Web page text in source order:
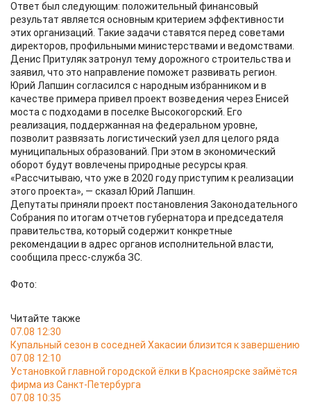
Ответ был следующим: положительный финансовый
результат является основным критерием эффективности
этих организаций. Такие задачи ставятся перед советами
директоров, профильными министерствами и ведомствами.
Денис Притуляк затронул тему дорожного строительства и
заявил, что это направление поможет развивать регион.
Юрий Лапшин согласился с народным избранником и в
качестве примера привел проект возведения через Енисей
моста с подходами в поселке Высокогорский. Его
реализация, поддержанная на федеральном уровне,
позволит развязать логистический узел для целого ряда
муниципальных образований. При этом в экономический
оборот будут вовлечены природные ресурсы края.
«Рассчитываю, что уже в 2020 году приступим к реализации
этого проекта», — сказал Юрий Лапшин.
Депутаты приняли проект постановления Законодательного
Собрания по итогам отчетов губернатора и председателя
правительства, который содержит конкретные
рекомендации в адрес органов исполнительной власти,
сообщила пресс-служба ЗС.
Фото:
Читайте также
07.08 12:30
Купальный сезон в соседней Хакасии близится к завершению
07.08 12:10
Установкой главной городской ёлки в Красноярске займётся
фирма из Санкт-Петербурга
07.08 10:35